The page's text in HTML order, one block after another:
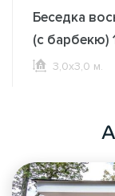
Беседка
(с барбекю)
3,0х3,0 м.